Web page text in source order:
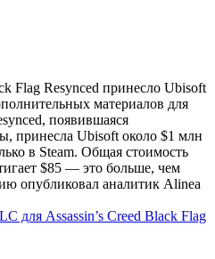
Flag Resynced принесло Ubisoft
материалов для
появившаяся
принесла Ubisoft около $1 млн
в Steam. Общая стоимость
$85 — это больше, чем
опубликовал аналитик Alinea